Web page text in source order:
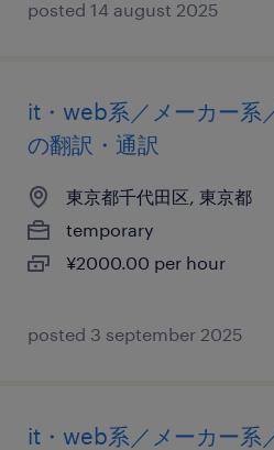
posted 14 august 2025
it・web系／メーカー系
の翻訳・通訳
東京都千代田区, 東京都
temporary
¥2000.00 per hour
posted 3 september 2025
it・web系／メーカー系